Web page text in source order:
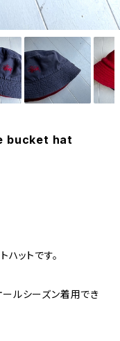
bucket hat
ットです。
ールシーズン着用でき